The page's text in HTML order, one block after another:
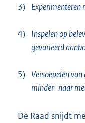
3) Experimenteren
4) Inspelen op
gevarieerd
5) Versoepelen
minder- naar
De Raad snijdt